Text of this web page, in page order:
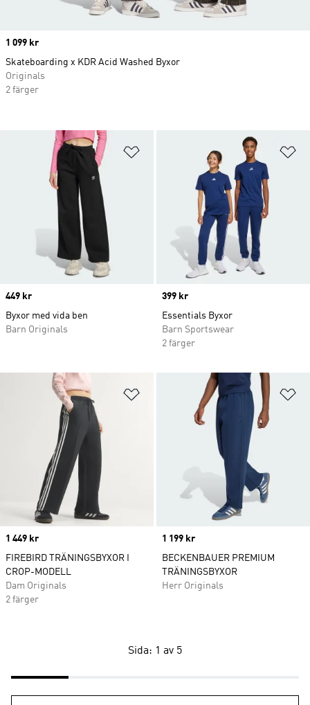
Lägg till på önskelistan
Price
449 kr
Byxor med vida ben
Barn Originals
Price
399 kr
Essentials Byxor
Barn Sportswear
2 färger
Lägg till på önskelistan
Price
1 449 kr
FIREBIRD TRÄNINGSBYXOR I
CROP-MODELL
Dam Originals
2 färger
Price
1 199 kr
BECKENBAUER PREMIUM
TRÄNINGSBYXOR
Herr Originals
Price
1 099 kr
Skateboarding x KDR Acid Washed Byxor
Originals
2 färger
Sida: 1 av 5